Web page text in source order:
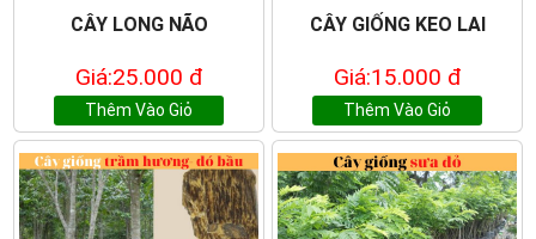
CÂY LONG NÃO
Giá:25.000 đ
Thêm Vào Giỏ
CÂY GIỐNG KEO LAI
Giá:15.000 đ
Thêm Vào Giỏ